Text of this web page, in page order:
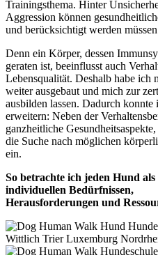
Trainingsthema. Hinter
Aggression können
und berücksichtigt werden
Denn ein Körper, dessen
geraten ist, beeinflusst auch
Lebensqualität. Deshalb habe ich
weiter ausgebaut und mich zur
ausbilden lassen. Dadurch
erweitern: Neben der
ganzheitliche
die Suche nach möglichen
ein.
So betrachte ich jeden Hund als
individuellen Bedürfnissen,
Herausforderungen und